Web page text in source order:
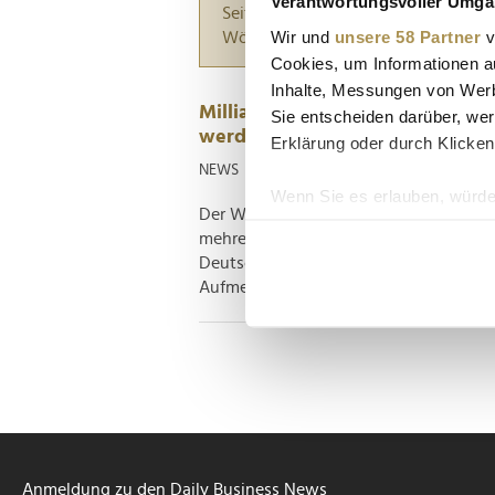
Wir und unsere 58 Partner
Cookies, um Informationen
Inhalte, Messungen von
Sie entscheiden darüber,
Erklärung oder durch
Wenn Sie es erlauben,
Erfahren Sie mehr darüber,
Seiten suchen, die genau diese
Wörter zwischen
Milliardenrennen um Robotaxis:
werden
NEWS
Der Wettlauf um das autonome
mehrere Technologiekonzerne um
Deutschland schon bald zum
Aufmerksamkeit steht derzeit London.
Anmeldung zu den Daily Business News